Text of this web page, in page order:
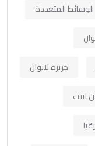
الوسائط المتعددة
جزيرة لابوان
لبيب